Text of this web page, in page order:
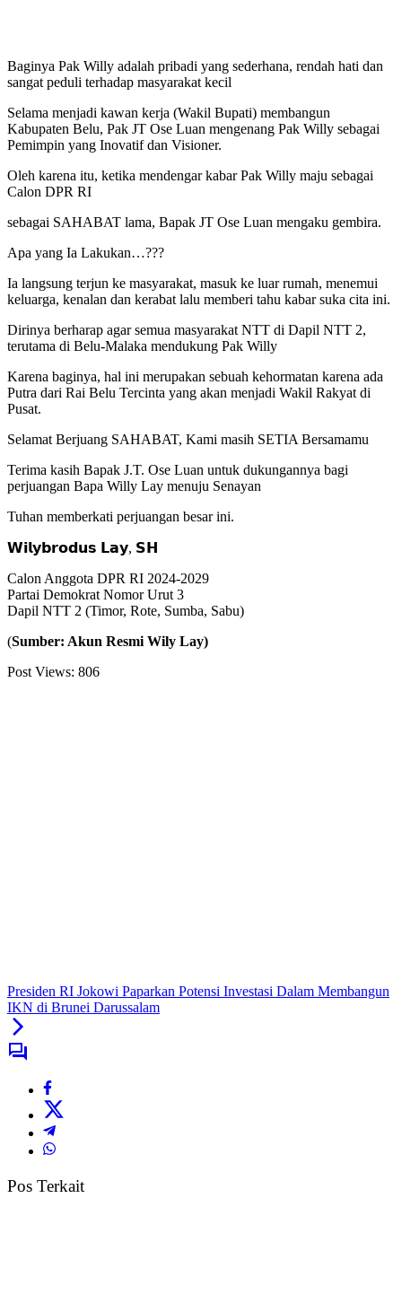
Baginya Pak Willy adalah pribadi yang sederhana, rendah hati dan
sangat peduli terhadap masyarakat kecil
Selama menjadi kawan kerja (Wakil Bupati) membangun
Kabupaten Belu, Pak JT Ose Luan mengenang Pak Willy sebagai
Pemimpin yang Inovatif dan Visioner.
Oleh karena itu, ketika mendengar kabar Pak Willy maju sebagai
Calon DPR RI
sebagai SAHABAT lama, Bapak JT Ose Luan mengaku gembira.
Apa yang Ia Lakukan…???
Ia langsung terjun ke masyarakat, masuk ke luar rumah, menemui
keluarga, kenalan dan kerabat lalu memberi tahu kabar suka cita ini.
Dirinya berharap agar semua masyarakat NTT di Dapil NTT 2,
terutama di Belu-Malaka mendukung Pak Willy
Karena baginya, hal ini merupakan sebuah kehormatan karena ada
Putra dari Rai Belu Tercinta yang akan menjadi Wakil Rakyat di
Pusat.
Selamat Berjuang SAHABAT, Kami masih SETIA Bersamamu
Terima kasih Bapak J.T. Ose Luan untuk dukungannya bagi
perjuangan Bapa Willy Lay menuju Senayan
Tuhan memberkati perjuangan besar ini.
𝗪𝗶𝗹𝘆𝗯𝗿𝗼𝗱𝘂𝘀 𝗟𝗮𝘆, 𝗦𝗛
Calon Anggota DPR RI 2024-2029
Partai Demokrat Nomor Urut 3
Dapil NTT 2 (Timor, Rote, Sumba, Sabu)
(Sumber: Akun Resmi Wily Lay)
Post Views: 806
Presiden RI Jokowi Paparkan Potensi Investasi Dalam Membangun
IKN di Brunei Darussalam
Pos Terkait